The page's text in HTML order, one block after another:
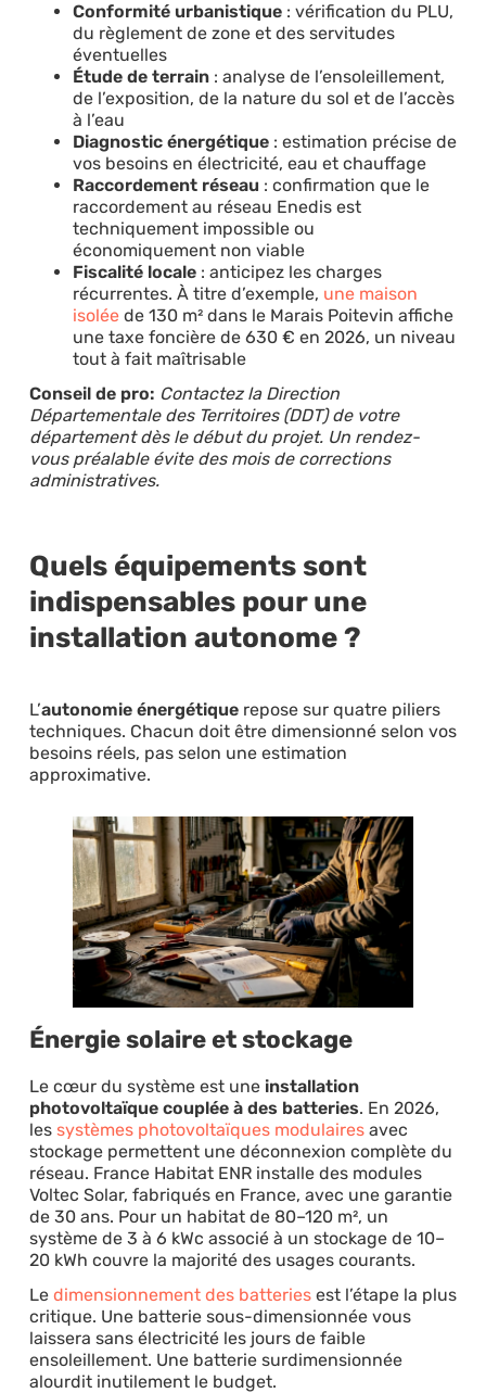
Conformité urbanistique: vérification du PLU,
du règlement de zone et des servitudes
éventuelles
Étude de terrain: analyse de l’ensoleillement,
de l’exposition, de la nature du sol et de l’accès
à l’eau
Diagnostic énergétique: estimation précise de
vos besoins en électricité, eau et chauffage
Raccordement réseau : confirmation que le
raccordement au réseau Enedis est
techniquement impossible ou
économiquement non viable
Fiscalité locale: anticipez les charges
récurrentes. À titre d’exemple, une maison
isoléede 130 m² dans le Marais Poitevin affiche
une taxe foncière de 630 € en 2026, un niveau
tout à fait maîtrisable
Conseil de pro: Contactez la Direction
Départementale des Territoires (DDT) de votre
département dès le début du projet. Un rendez-
vous préalable évite des mois de corrections
administratives.
Quels équipements sont
indispensables pour une
installation autonome ?
L’autonomie énergétiquerepose sur quatre piliers
techniques. Chacun doit être dimensionné selon vos
besoins réels, pas selon une estimation
approximative.
Énergie solaire et stockage
Le cœur du système est une installation
photovoltaïque couplée à des batteries. En 2026,
les systèmes photovoltaïques modulairesavec
stockage permettent une déconnexion complète du
réseau. France Habitat ENR installe des modules
Voltec Solar, fabriqués en France, avec une garantie
de 30 ans. Pour un habitat de 80–120 m², un
système de 3 à 6 kWc associé à un stockage de 10–
20 kWh couvre la majorité des usages courants.
Le dimensionnement des batteriesest l’étape la plus
critique. Une batterie sous-dimensionnée vous
laissera sans électricité les jours de faible
ensoleillement. Une batterie surdimensionnée
alourdit inutilement le budget.